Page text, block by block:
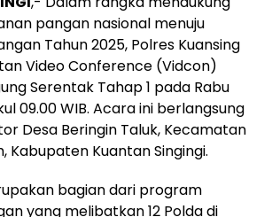
pangan nasional menuju
Tahun 2025, Polres Kuansing
Video Conference (Vidcon)
Serentak Tahap 1 pada Rabu
09.00 WIB. Acara ini berlangsung
Desa Beringin Taluk, Kecamatan
Kabupaten Kuantan Singingi.
bagian dari program
yang melibatkan 12 Polda di